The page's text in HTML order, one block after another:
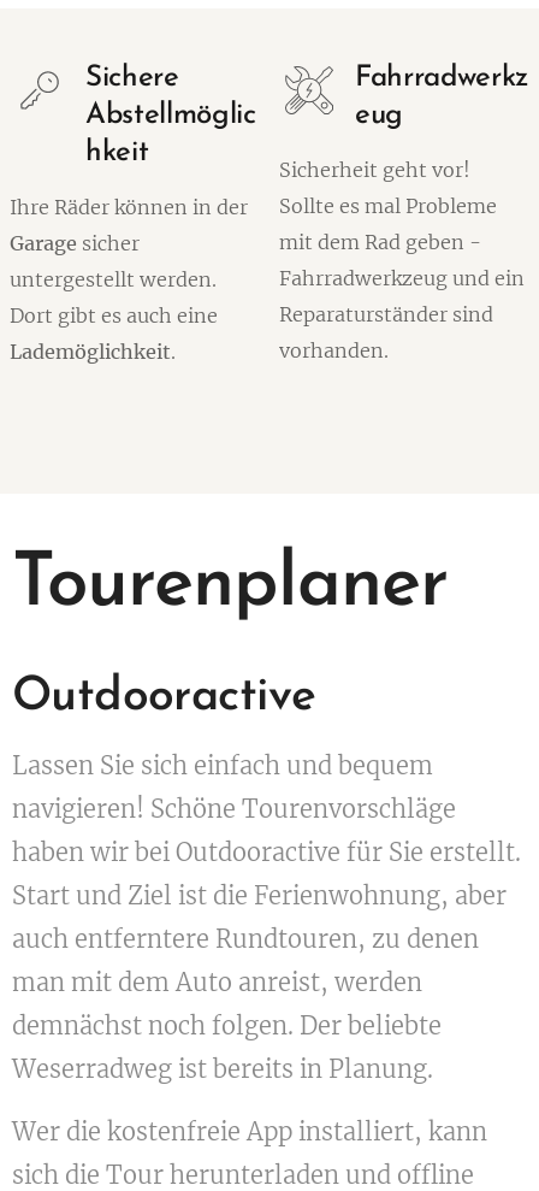
Sichere
Abstellmöglic
hkeit
Ihre Räder können in der
Garage sicher
untergestellt werden.
Dort gibt es auch eine
Lademöglichkeit.
Fahrradwerkz
eug
Sicherheit geht vor!
Sollte es mal Probleme
mit dem Rad geben -
Fahrradwerkzeug und ein
Reparaturständer sind
vorhanden.
Tourenplaner
Outdooractive
Lassen Sie sich einfach und bequem
navigieren! Schöne Tourenvorschläge
haben wir bei Outdooractive für Sie erstellt.
Start und Ziel ist die Ferienwohnung, aber
auch entferntere Rundtouren, zu denen
man mit dem Auto anreist, werden
demnächst noch folgen. Der beliebte
Weserradweg ist bereits in Planung.
Wer die kostenfreie App installiert, kann
sich die Tour herunterladen und offline